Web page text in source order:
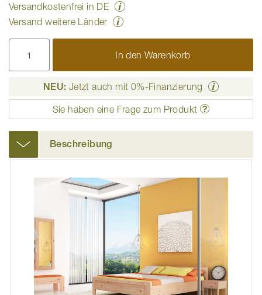
Versandkostenfrei in DE
Versand weitere Länder
In den Warenkorb
NEU: Jetzt auch mit 0%-Finanzierung
Sie haben eine Frage zum Produkt
Beschreibung